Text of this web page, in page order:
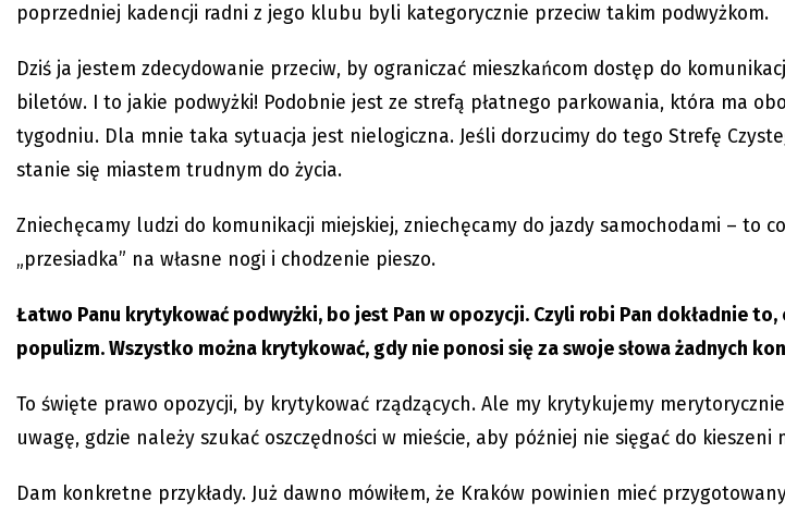
poprzedniej kadencji radni z jego klubu byli kategorycznie przeciw takim podwyżkom.
Dziś ja jestem zdecydowanie przeciw, by ograniczać mieszkańcom dostęp do
biletów. I to jakie podwyżki! Podobnie jest ze strefą płatnego parkowania, która ma
tygodniu. Dla mnie taka sytuacja jest nielogiczna. Jeśli dorzucimy do tego Strefę
stanie się miastem trudnym do życia.
Zniechęcamy ludzi do komunikacji miejskiej, zniechęcamy do jazdy samochodami – to
„przesiadka” na własne nogi i chodzenie pieszo.
Łatwo Panu krytykować podwyżki, bo jest Pan w opozycji. Czyli robi Pan dokładnie to,
populizm. Wszystko można krytykować, gdy nie ponosi się za swoje słowa żadnych
To święte prawo opozycji, by krytykować rządzących. Ale my krytykujemy
uwagę, gdzie należy szukać oszczędności w mieście, aby później nie sięgać do kieszeni
Dam konkretne przykłady. Już dawno mówiłem, że Kraków powinien mieć